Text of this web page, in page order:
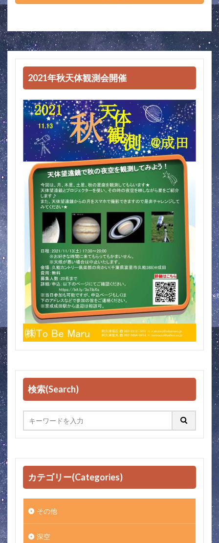
2021年秋天体観測会開催
検索(Search)
カテゴリー(Categories)
その他
深空